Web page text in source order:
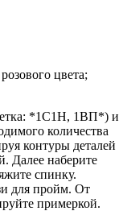
цвета;
*1С1Н, 1ВП*) и
количества
контуры деталей
Далее наберите
спинку.
для пройм. От
примеркой.